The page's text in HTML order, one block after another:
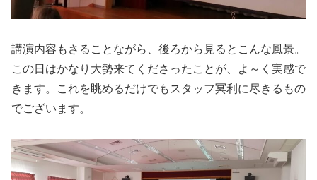
講演内容もさることながら、後ろから見るとこんな風景。
この日はかなり大勢来てくださったことが、よ～く実感で
きます。これを眺めるだけでもスタッフ冥利に尽きるもの
でございます。